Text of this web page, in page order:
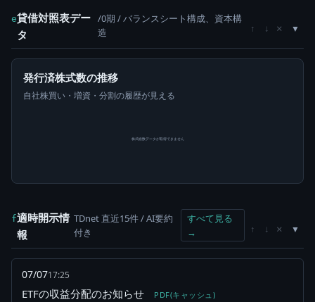
e貸借対照表デー
タ
/0期 / バランスシート構成、資本構
造
↑ ↓ ×
発行済株式数の推移
自社株買い・増資・分割の履歴が見える
株式総数データが取得できません
f適時開示情
報
TDnet 直近15件 / AI要約
付き
すべて見る
→
↑ ↓ ×
07/0717:25
ETFの収益分配のお知らせ PDF(キャッシュ)